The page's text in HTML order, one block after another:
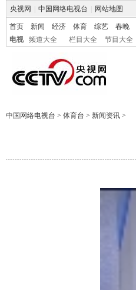
央视网 中国网络电视台 网站地图
首页 新闻 经济 体育 综艺 春晚
电视
频道大全 栏目大全 节目大全
中国网络电视台 > 体育台 > 新闻资讯 >